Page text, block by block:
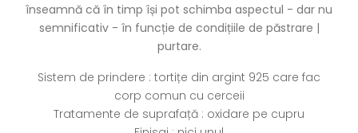
înseamnă că în timp își pot schimba aspectul - dar nu
semnificativ - în funcție de condițiile de păstrare |
purtare.
Sistem de prindere : tortițe din argint 925 care fac
corp comun cu cerceii
Tratamente de suprafață : oxidare pe cupru